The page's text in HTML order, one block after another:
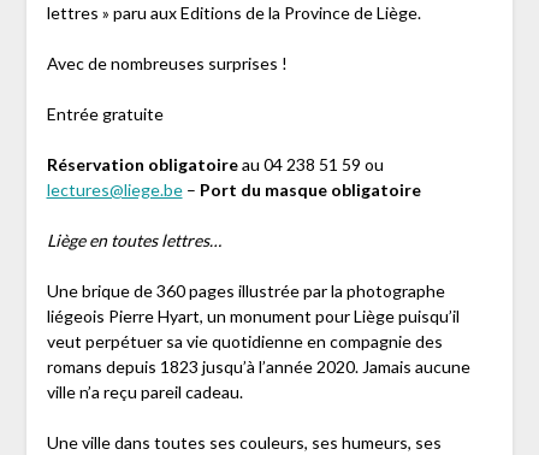
lettres » paru aux Editions de la Province de Liège.
Avec de nombreuses surprises !
Entrée gratuite
Réservation obligatoireau 04 238 51 59 ou
lectures@liege.be– Port du masque obligatoire
Liège en toutes lettres…
Une brique de 360 pages illustrée par la photographe
liégeois Pierre Hyart, un monument pour Liège puisqu’il
veut perpétuer sa vie quotidienne en compagnie des
romans depuis 1823 jusqu’à l’année 2020. Jamais aucune
ville n’a reçu pareil cadeau.
Une ville dans toutes ses couleurs, ses humeurs, ses